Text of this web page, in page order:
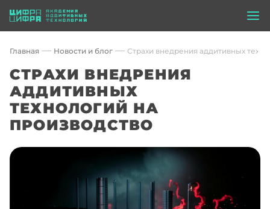
Главная Новости и блог Страхи внедрения аддитивных
СТРАХИ ВНЕДРЕНИЯ
АДДИТИВНЫХ
ТЕХНОЛОГИЙ НА
ПРОИЗВОДСТВО